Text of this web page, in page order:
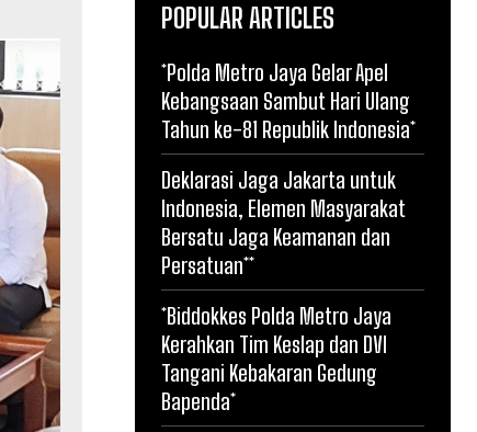
POPULAR ARTICLES
*Polda Metro Jaya Gelar Apel
Kebangsaan Sambut Hari Ulang
Tahun ke-81 Republik Indonesia*
Deklarasi Jaga Jakarta untuk
Indonesia, Elemen Masyarakat
Bersatu Jaga Keamanan dan
Persatuan**
*Biddokkes Polda Metro Jaya
Kerahkan Tim Keslap dan DVI
Tangani Kebakaran Gedung
Bapenda*